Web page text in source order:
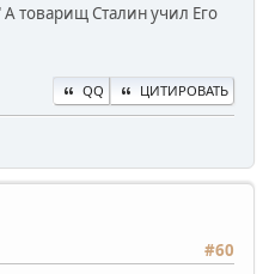
А товарищ Сталин учил Его
QQ ЦИТИРОВАТЬ
#60